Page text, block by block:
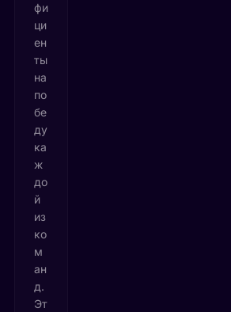
фи
ци
ен
ты
на
по
бе
ду
ка
ж
до
й
из
ко
м
ан
д.
Эт